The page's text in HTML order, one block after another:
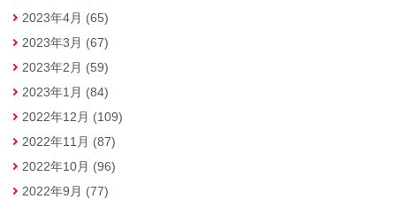
2023年4月 (65)
2023年3月 (67)
2023年2月 (59)
2023年1月 (84)
2022年12月 (109)
2022年11月 (87)
2022年10月 (96)
2022年9月 (77)